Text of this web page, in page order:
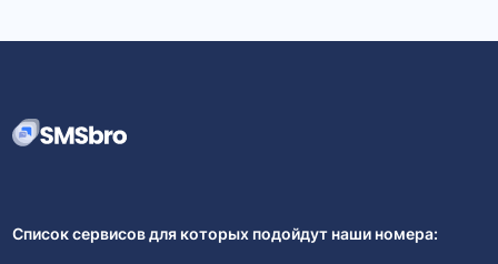
Список сервисов для которых подойдут наши номера: